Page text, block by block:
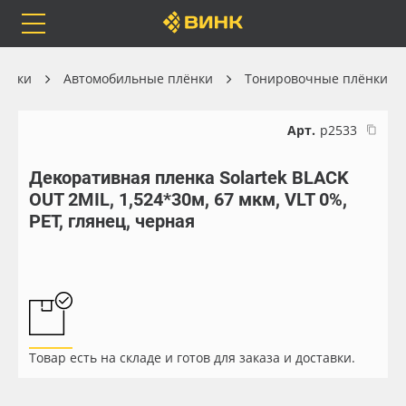
Каталог
Orafol
Оплата
Весь каталог
Рулонные материалы
Чернила
Автомобильные плёнки Тонировочные плёнки
Арт. р2533
Декоративная пленка Solartek BLACK
OUT 2MIL, 1,524*30м, 67 мкм, VLT 0%,
PET, глянец, черная
Товар есть на складе и готов для заказа и доставки.